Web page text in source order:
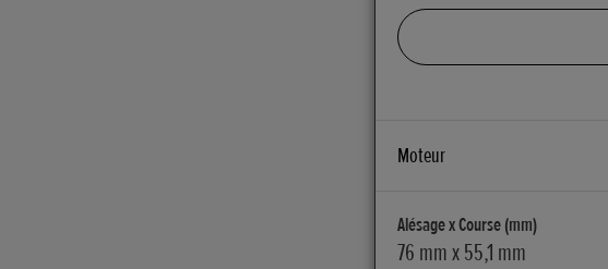
Moteur
Alésage x Course (mm)
76 mm x 55,1 mm